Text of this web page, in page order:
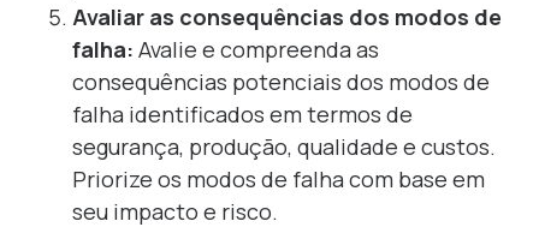
Avaliar as consequências dos modos de
falha: Avalie e compreenda as
consequências potenciais dos modos de
falha identificados em termos de
segurança, produção, qualidade e custos.
Priorize os modos de falha com base em
seu impacto e risco.